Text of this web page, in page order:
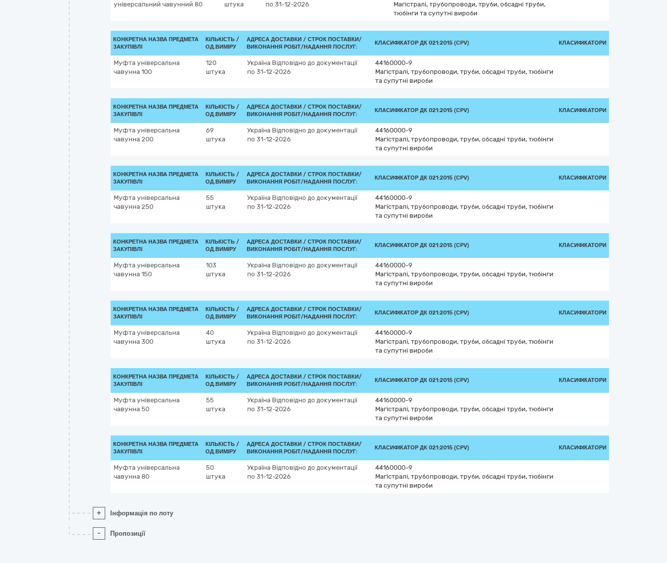
універсальний чавунний 80
штука
по 31-12-2026
Магістралі, трубопроводи, труби, обсадні труби,
тюбінги та супутні вироби
КОНКРЕТНА НАЗВА ПРЕДМЕТА
ЗАКУПІВЛІ
КІЛЬКІСТЬ /
ОД.ВИМІРУ
АДРЕСА ДОСТАВКИ / СТРОК ПОСТАВКИ/
ВИКОНАННЯ РОБІТ/НАДАННЯ ПОСЛУГ:
КЛАСИФІКАТОР ДК 021:2015 (CPV) КЛАСИФІКАТОРИ
Муфта універсальна
чавунна 100
120
штука
Україна Відповідно до документації
по 31-12-2026
44160000-9
Магістралі, трубопроводи, труби, обсадні труби, тюбінги
та супутні вироби
КОНКРЕТНА НАЗВА ПРЕДМЕТА
ЗАКУПІВЛІ
КІЛЬКІСТЬ /
ОД.ВИМІРУ
АДРЕСА ДОСТАВКИ / СТРОК ПОСТАВКИ/
ВИКОНАННЯ РОБІТ/НАДАННЯ ПОСЛУГ:
КЛАСИФІКАТОР ДК 021:2015 (CPV) КЛАСИФІКАТОРИ
Муфта універсальна
чавунна 200
69
штука
Україна Відповідно до документації
по 31-12-2026
44160000-9
Магістралі, трубопроводи, труби, обсадні труби, тюбінги
та супутні вироби
КОНКРЕТНА НАЗВА ПРЕДМЕТА
ЗАКУПІВЛІ
КІЛЬКІСТЬ /
ОД.ВИМІРУ
АДРЕСА ДОСТАВКИ / СТРОК ПОСТАВКИ/
ВИКОНАННЯ РОБІТ/НАДАННЯ ПОСЛУГ:
КЛАСИФІКАТОР ДК 021:2015 (CPV) КЛАСИФІКАТОРИ
Муфта універсальна
чавунна 250
55
штука
Україна Відповідно до документації
по 31-12-2026
44160000-9
Магістралі, трубопроводи, труби, обсадні труби, тюбінги
та супутні вироби
КОНКРЕТНА НАЗВА ПРЕДМЕТА
ЗАКУПІВЛІ
КІЛЬКІСТЬ /
ОД.ВИМІРУ
АДРЕСА ДОСТАВКИ / СТРОК ПОСТАВКИ/
ВИКОНАННЯ РОБІТ/НАДАННЯ ПОСЛУГ:
КЛАСИФІКАТОР ДК 021:2015 (CPV) КЛАСИФІКАТОРИ
Муфта універсальна
чавунна 150
103
штука
Україна Відповідно до документації
по 31-12-2026
44160000-9
Магістралі, трубопроводи, труби, обсадні труби, тюбінги
та супутні вироби
КОНКРЕТНА НАЗВА ПРЕДМЕТА
ЗАКУПІВЛІ
КІЛЬКІСТЬ /
ОД.ВИМІРУ
АДРЕСА ДОСТАВКИ / СТРОК ПОСТАВКИ/
ВИКОНАННЯ РОБІТ/НАДАННЯ ПОСЛУГ:
КЛАСИФІКАТОР ДК 021:2015 (CPV) КЛАСИФІКАТОРИ
Муфта універсальна
чавунна 300
40
штука
Україна Відповідно до документації
по 31-12-2026
44160000-9
Магістралі, трубопроводи, труби, обсадні труби, тюбінги
та супутні вироби
КОНКРЕТНА НАЗВА ПРЕДМЕТА
ЗАКУПІВЛІ
КІЛЬКІСТЬ /
ОД.ВИМІРУ
АДРЕСА ДОСТАВКИ / СТРОК ПОСТАВКИ/
ВИКОНАННЯ РОБІТ/НАДАННЯ ПОСЛУГ:
КЛАСИФІКАТОР ДК 021:2015 (CPV) КЛАСИФІКАТОРИ
Муфта універсальна
чавунна 50
55
штука
Україна Відповідно до документації
по 31-12-2026
44160000-9
Магістралі, трубопроводи, труби, обсадні труби, тюбінги
та супутні вироби
КОНКРЕТНА НАЗВА ПРЕДМЕТА
ЗАКУПІВЛІ
КІЛЬКІСТЬ /
ОД.ВИМІРУ
АДРЕСА ДОСТАВКИ / СТРОК ПОСТАВКИ/
ВИКОНАННЯ РОБІТ/НАДАННЯ ПОСЛУГ:
КЛАСИФІКАТОР ДК 021:2015 (CPV) КЛАСИФІКАТОРИ
Муфта універсальна
чавунна 80
50
штука
Україна Відповідно до документації
по 31-12-2026
44160000-9
Магістралі, трубопроводи, труби, обсадні труби, тюбінги
та супутні вироби
+ Інформація по лоту
- Пропозиції